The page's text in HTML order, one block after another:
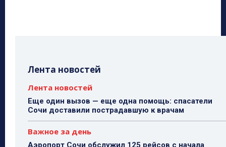
Лента новостей
Лента новостей
Еще один вызов — еще одна помощь: спасатели
Сочи доставили пострадавшую к врачам
Важное за день